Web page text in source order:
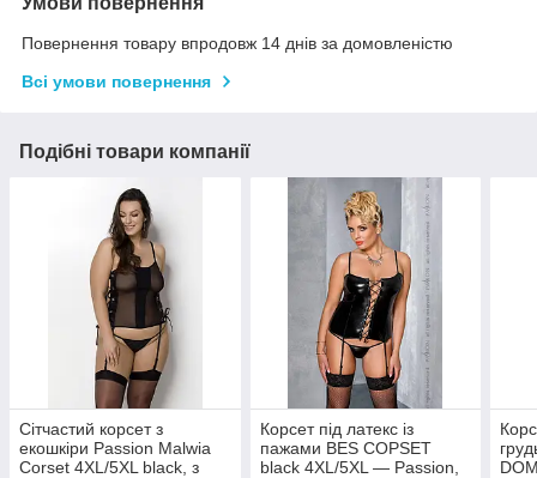
Повернення товару впродовж 14 днів за домовленістю
Всі умови повернення
Подібні товари компанії
Сітчастий корсет з
екошкіри Passion Malwia
Corset 4XL/5XL black, з
Корсет під латекс із
пажами BES COPSET
black 4XL/5XL — Passion,